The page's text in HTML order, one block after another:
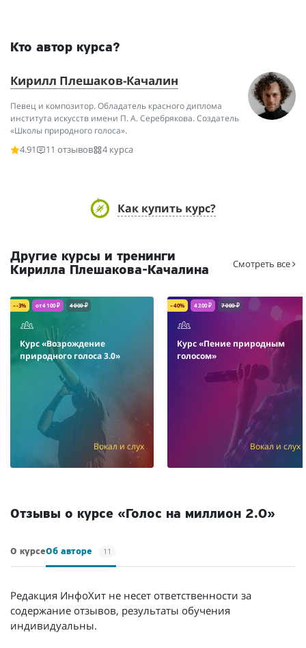
Кто автор курса?
Кирилл Плешаков-Качалин
Певец и композитор. Обладатель красного диплома
института искусств имени П. А. Серебрякова. Создатель
«Школы природного голоса».
4.91
11 отзывов 4 курса
Как купить курс?
Другие курсы и тренинги
Кирилла Плешакова-Качалина
Смотреть все
– -3% от 4 100 ₽ 4 000 ₽
Курс «Возрождение
природного голоса 3.0»
Вокал и слух
– 40% 4 200 ₽ 7 000 ₽
Курс «Пение природным
голосом»
Вокал и слух
Отзывы о курсе «Голос на миллион 2.0»
О курсеОб авторе 11
Редакция ИнфоХит не несет ответственности за
содержание отзывов, результаты обучения
индивидуальны.